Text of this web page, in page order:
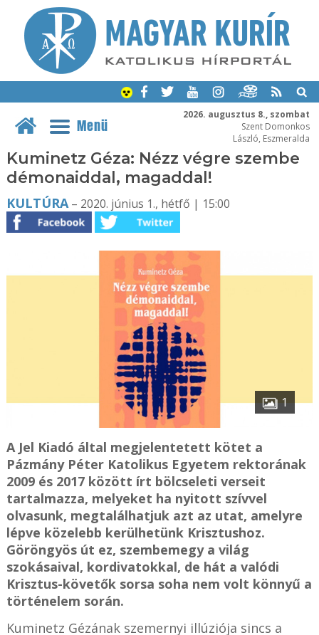
2026. augusztus 8., szombat
Szent Domonkos
László, Eszmeralda
Menü
Kuminetz Géza: Nézz végre szembe
démonaiddal, magaddal!
KULTÚRA– 2020. június 1., hétfő | 15:00
1
A Jel Kiadó által megjelentetett kötet a
Pázmány Péter Katolikus Egyetem rektorának
2009 és 2017 között írt bölcseleti verseit
tartalmazza, melyeket ha nyitott szívvel
olvasunk, megtalálhatjuk azt az utat, amelyre
lépve közelebb kerülhetünk Krisztushoz.
Göröngyös út ez, szembemegy a világ
szokásaival, kordivatokkal, de hát a valódi
Krisztus-követők sorsa soha nem volt könnyű a
történelem során.
Kuminetz Gézának szemernyi illúziója sincs a